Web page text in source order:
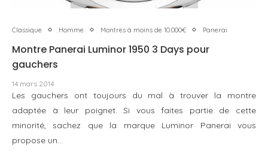
Classique Homme Montres à moins de 10.000€ Panerai
Montre Panerai Luminor 1950 3 Days pour
gauchers
14 mars 2014
Les gauchers ont toujours du mal à trouver la montre
adaptée à leur poignet. Si vous faites partie de cette
minorité, sachez que la marque Luminor Panerai vous
propose un…